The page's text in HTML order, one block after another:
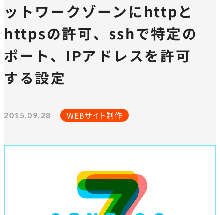
ットワークゾーンにhttpと
httpsの許可、sshで特定の
ポート、IPアドレスを許可
する設定
2015.09.28 WEBサイト制作